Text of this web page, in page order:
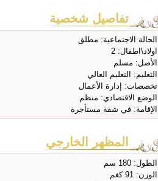
تفاصيل شخصية
الحالة الاجتماعية: مطلق
اولاد\اطفال: 2
الأصل: مسلم
التعليم: التعليم العالي
تخصصات: إدارة الأعمال
الوضع الاقتصادي: منظم
الإقامة: في شقة مستأجرة
المظهر الخارجي
الطول: 180 سم
الوزن: 91 كغم